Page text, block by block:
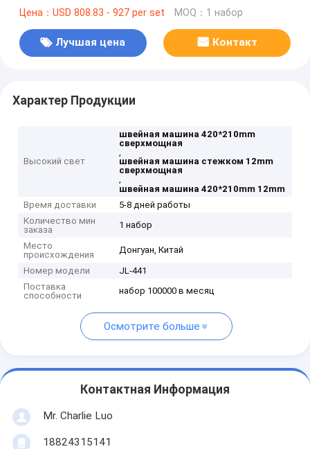
Цена：USD 808.83 - 927 per set MOQ：1 набор
Лучшая цена Контакт
Характер Продукции
Высокий свет
швейная машина 420*210mm
сверхмощная
,
швейная машина стежком 12mm
сверхмощная
,
швейная машина 420*210mm 12mm
Время доставки
5-8 дней работы
Количество мин
заказа
1 набор
Место
происхождения
Донгуан, Китай
Номер модели
JL-441
Поставка
способности
набор 100000 в месяц
Осмотрите больше
Контактная Информация
Mr. Charlie Luo
18824315141